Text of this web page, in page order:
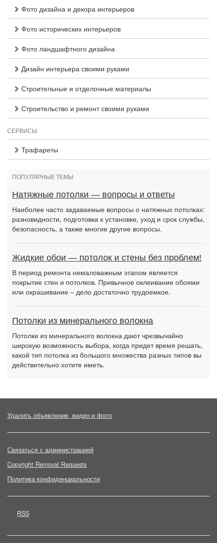
Фото дизайна и декора интерьеров
Фото исторических интерьеров
Фото ландшафтного дизайна
Дизайн интерьера своими руками
Строительные и отделочные материалы
Строительство и ремонт своими руками
СЕРВИСЫ
Трафареты
ПОПУЛЯРНЫЕ ТЕМЫ
Натяжные потолки — вопросы и ответы
Наиболее часто задаваемые вопросы о натяжных потолках:
разновидности, подготовка к установке, уход и срок службы,
безопасность, а также многие другие вопросы.
Жидкие обои — потолок и стены без проблем!
В период ремонта немаловажным этапом является
покрытие стен и потолков. Привычное оклеивание обоями
или окрашивание – дело достаточно трудоемкое.
Потолки из минерального волокна
Потолки из минерального волокна дают чрезвычайно
широкую возможность выбора, когда придет время решать,
какой тип потолка из большого множества разных типов вы
действительно хотите иметь.
Удалить объявление, видео и фото
Связаться с администрацией
Copyright Removal Requests
Политика конфиденциальности
RSS